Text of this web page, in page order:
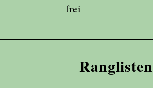
frei
Ranglisten